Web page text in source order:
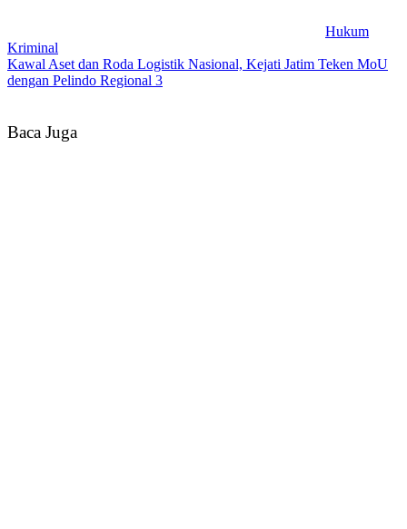
Hukum
Kriminal
Kawal Aset dan Roda Logistik Nasional, Kejati Jatim Teken MoU
dengan Pelindo Regional 3
Baca Juga